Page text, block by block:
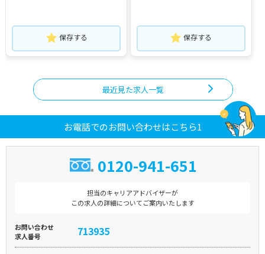
保存する 保存する
最近見た求人一覧
お電話でのお問い合わせはこちら1
0120-941-651
担当のキャリアアドバイザーが
この求人の詳細についてご案内いたします
お問い合わせ
求人番号
713935